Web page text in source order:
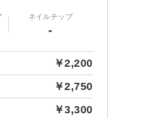
ネイルチップ
-
￥2,200
￥2,750
￥3,300